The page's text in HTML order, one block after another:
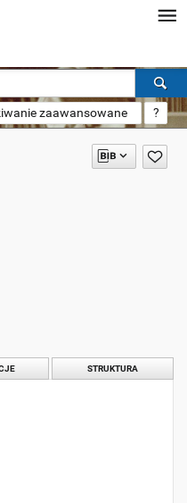
zaawansowane ?
STRUKTURA